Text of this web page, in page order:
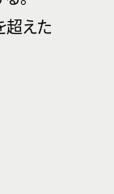
超えた